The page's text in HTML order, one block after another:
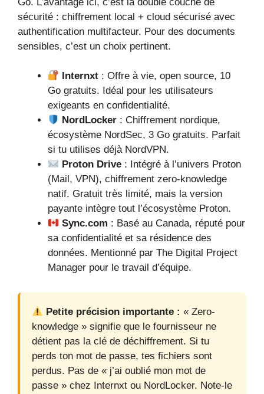
sécurité : chiffrement local + cloud sécurisé avec
authentification multifacteur. Pour des documents
sensibles, c’est un choix pertinent.
Internxt : Offre à vie, open source, 10
Go gratuits. Idéal pour les utilisateurs
exigeants en confidentialité.
NordLocker : Chiffrement nordique,
écosystème NordSec, 3 Go gratuits. Parfait
si tu utilises déjà NordVPN.
Proton Drive : Intégré à l’univers Proton
(Mail, VPN), chiffrement zero-knowledge
natif. Gratuit très limité, mais la version
payante intègre tout l’écosystème Proton.
Sync.com : Basé au Canada, réputé pour
sa confidentialité et sa résidence des
données. Mentionné par The Digital Project
Manager pour le travail d’équipe.
Petite précision importante : « Zero-
knowledge » signifie que le fournisseur ne
détient pas la clé de déchiffrement. Si tu
perds ton mot de passe, tes fichiers sont
perdus. Pas de « j’ai oublié mon mot de
passe » chez Internxt ou NordLocker. Note-le